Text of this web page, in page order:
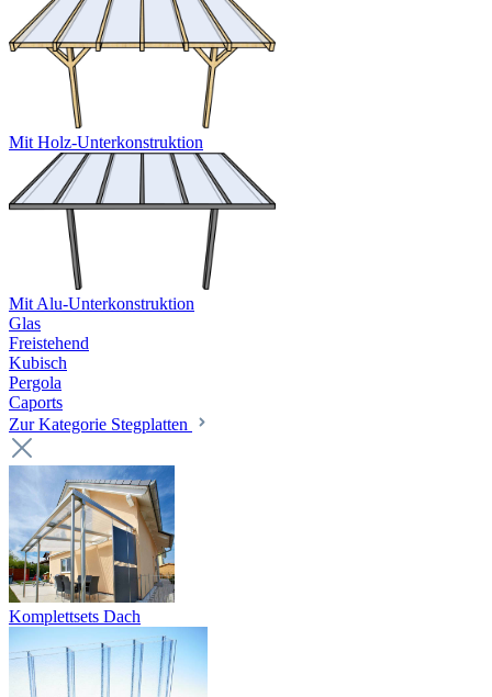
Mit Holz-Unterkonstruktion
Mit Alu-Unterkonstruktion
Glas
Freistehend
Kubisch
Pergola
Caports
Zur Kategorie Stegplatten
Komplettsets Dach